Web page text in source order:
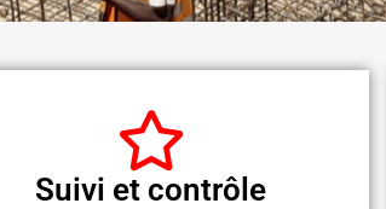
Suivi et contrôle